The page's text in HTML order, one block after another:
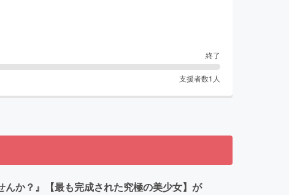
終了
支援者数1 人
か？』【最も完成された究極の美少女】が